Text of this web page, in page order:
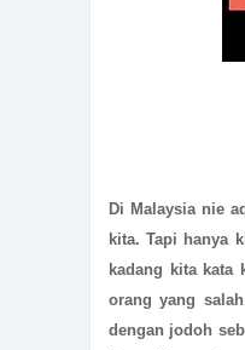
Di Malaysia nie
kita. Tapi hanya
kadang kita kata
orang yang
dengan jodoh